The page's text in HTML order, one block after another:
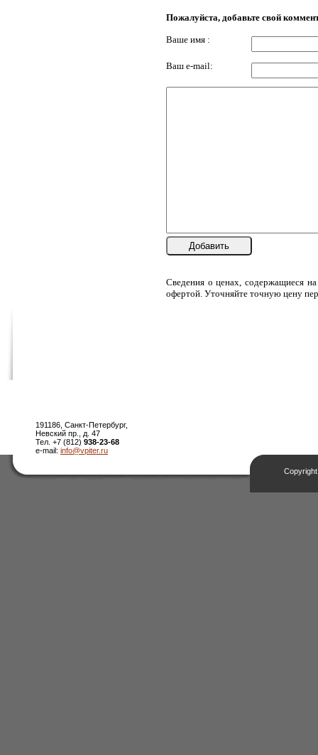
Пожалуйста, добавьте свой
Ваше имя :
Ваш e-mail:
Добавить
Сведения о ценах, содержащиеся
офертой. Уточняйте точную цену
191186, Санкт-Петербург,
Невский пр., д. 47
Тел. +7 (812) 938-23-68
e-mail: info@vpiter.ru